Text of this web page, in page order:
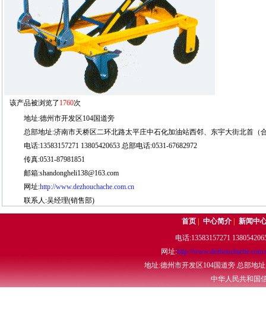
该产品被浏览了 1760次
地址:德州市开发区104国道旁
总部地址:济南市天桥区二环北路太平庄中石化加油站西邻、东宇大街北首（
电话:13583157271 13805420653 总部电话:0531-67682972
传真:0531-87981851
邮箱:shandongheli138@163.com
网址:http://www.dezhouchache.com.cn
联系人:吴经理(销售部)
首页 |中心简介 |新闻中
电话:13583157271
网址:http://
地址:德州市开发区104国道旁 总部地
中华人民共和国